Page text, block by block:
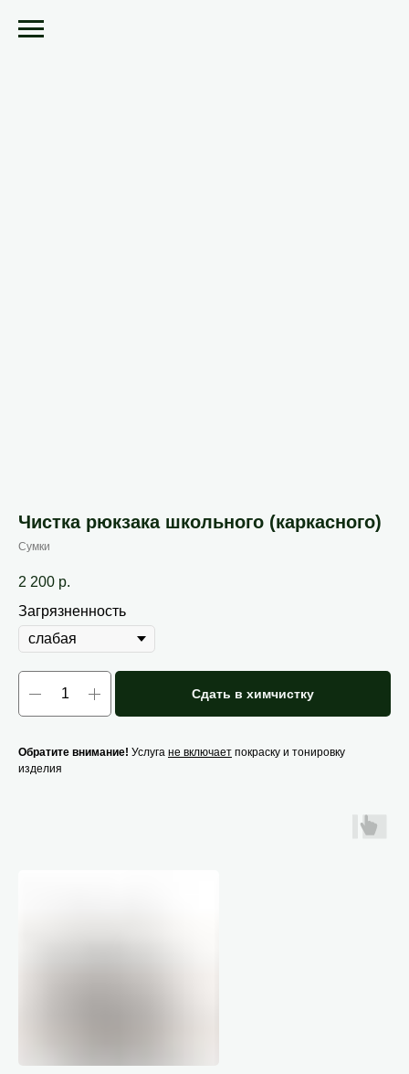
Чистка рюкзака школьного (каркасного)
Сумки
2 200 р.
Загрязненность
Сдать в химчистку
Обратите внимание! Услуга не включает покраску и тонировку
изделия